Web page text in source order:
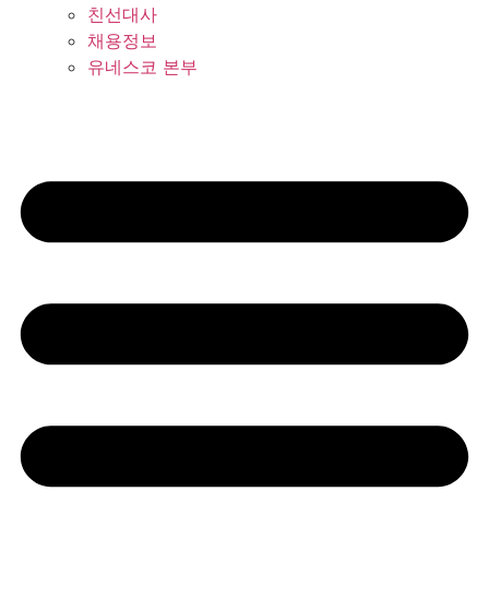
친선대사
채용정보
유네스코 본부